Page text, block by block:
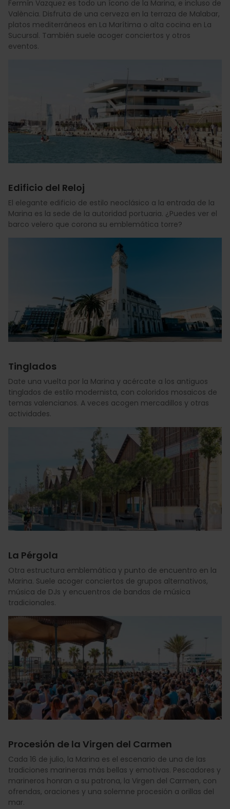
Fermín Vazquez es todo un ícono de la Marina, e incluso de
València. Disfruta de una cerveza en la terraza de Malabar,
platos mediterráneos en La Marítima o alta cocina en La
Sucursal. También suele acoger conciertos y otros
eventos.
Edificio del Reloj
El elegante edificio de estilo neoclásico a la entrada de la
Marina es la sede de la autoridad portuaria. ¿Puedes ver el
barco velero que corona su emblemática torre?
Tinglados
Date una vuelta por la Marina y acércate a los antiguos
tinglados de estilo modernista, con coloridos mosaicos de
temas valencianos. A veces acogen mercadillos y otras
actividades.
La Pérgola
Otra estructura emblemática y punto de encuentro en la
Marina. Suele acoger conciertos de grupos alternativos,
música de DJs y encuentros de bandas de música
tradicionales.
Procesión de la Virgen del Carmen
Cada 16 de julio, la Marina es el escenario de una de las
tradiciones marineras más bellas y emotivas. Pescadores y
marineros honran a su patrona, la Virgen del Carmen, con
ofrendas, oraciones y una solemne procesión a orillas del
mar.